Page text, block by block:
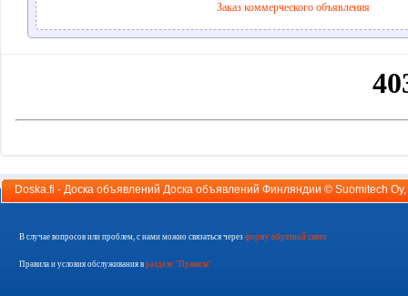
Заказ коммерческого объявления
Doska.fi - Доска объявлений Доска объявлений Финляндии © Suomitech Oy
В случае вопросов или проблем, с нами можно связаться через форму обратной связи
Правила и условия обслуживания в разделе "Правила"